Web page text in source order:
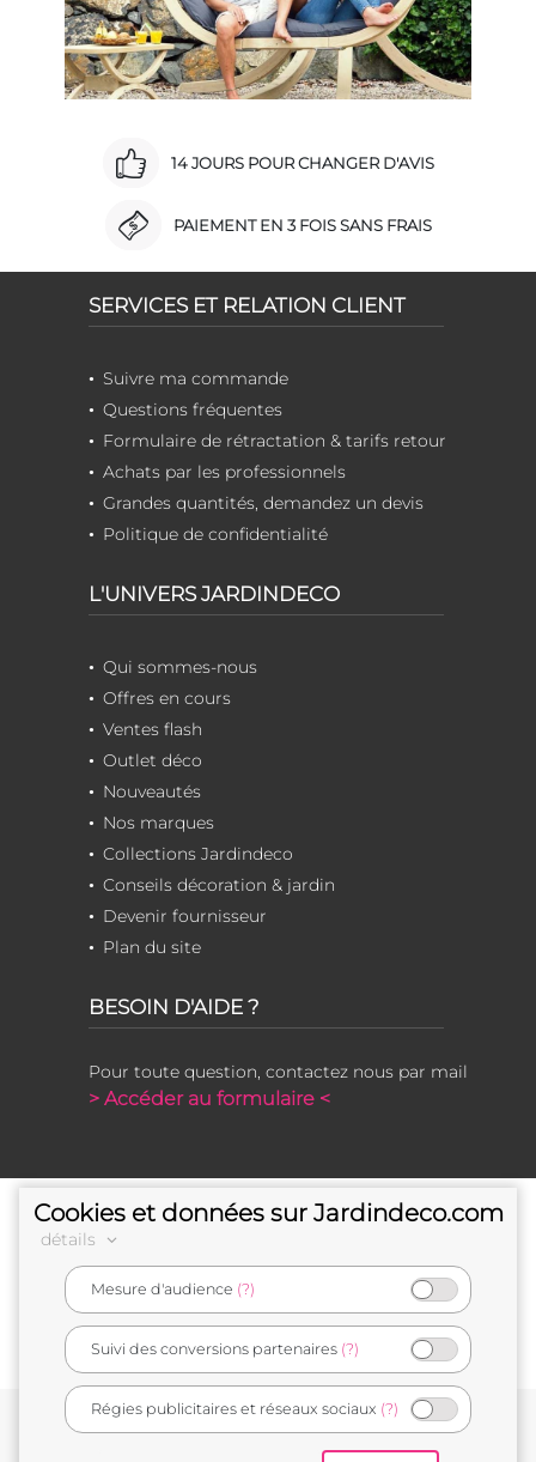
14 JOURS POUR CHANGER D'AVIS
PAIEMENT EN 3 FOIS SANS FRAIS
SERVICES ET RELATION CLIENT
Suivre ma commande
Questions fréquentes
Formulaire de rétractation & tarifs retour
Achats par les professionnels
Grandes quantités, demandez un devis
Politique de confidentialité
L'UNIVERS JARDINDECO
Qui sommes-nous
Offres en cours
Ventes flash
Outlet déco
Nouveautés
Nos marques
Collections Jardindeco
Conseils décoration & jardin
Devenir fournisseur
Plan du site
BESOIN D'AIDE ?
Pour toute question, contactez nous par mail
> Accéder au formulaire <
e-commerçant français
Cookies et données sur Jardindeco.com
détails
Mesure d'audience (?)
Suivi des conversions partenaires (?)
Régies publicitaires et réseaux sociaux (?)